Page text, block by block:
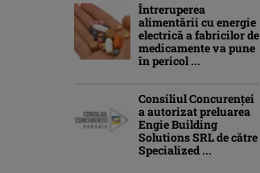
Întreruperea
alimentării cu energie
electrică a fabricilor de
medicamente va pune
în pericol ...
Consiliul Concurenţei
a autorizat preluarea
Engie Building
Solutions SRL de către
Specialized ...